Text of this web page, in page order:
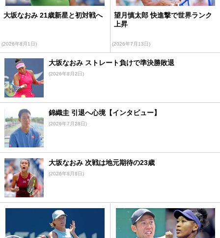
大坂なおみ 21歳新星と初対戦へ
(2026年8月1日)
望月慎太郎 快進撃で世界ランク
上昇
(2026年7月13日)
大坂なおみ ストレート負けで準決勝敗退
(2026年8月2日)
錦織圭 引退へ心境【インタビュー】
(2026年7月28日)
大坂なおみ 次戦は地元期待の23歳
(2026年8月8日)